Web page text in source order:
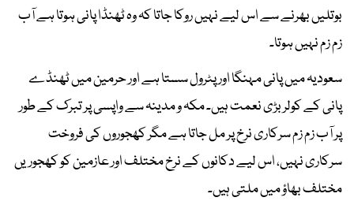
بوتلیں بھرنے سے اس لیے نہیں روکا جاتا کہ وہ ٹھنڈا پانی ہوتا ہے آب
زم زم نہیں ہوتا۔
سعودیہ میں پانی مہنگا اور پٹرول سستا ہے اور حرمین میں ٹھنڈے
پانی کے کولر بڑی نعمت ہیں۔ مکہ و مدینہ سے واپسی پر تبرک کے طور
پر آب زم زم سرکاری نرخ پر مل جاتا ہے مگر کھجوروں کی فروخت
سرکاری نہیں، اس لیے دکانوں کے نرخ مختلف اور عازمین کو کھجوریں
مختلف بھاؤ میں ملتی ہیں۔